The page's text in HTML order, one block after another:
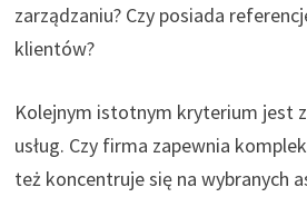
zarządzaniu? Czy posiada
klientów?
Kolejnym istotnym kryterium jest
usług. Czy firma zapewnia
też koncentruje się na wybranych